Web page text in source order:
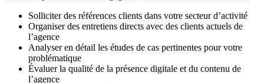
Solliciter des références clients dans votre secteur d’activité
Organiser des entretiens directs avec des clients actuels de
l’agence
Analyser en détail les études de cas pertinentes pour votre
problématique
Évaluer la qualité de la présence digitale et du contenu de
l’agence